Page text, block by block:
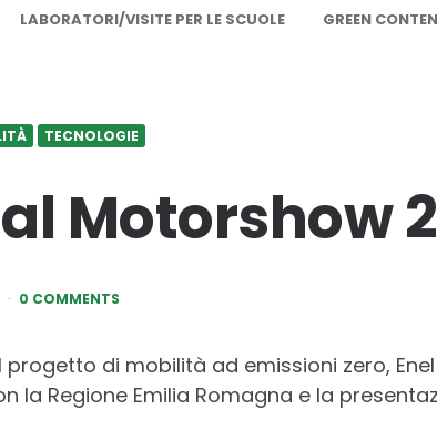
LABORATORI/VISITE PER LE SCUOLE GREEN
TECNOLOGIE
Motorshow
0 COMMENTS
progetto di mobilità ad emissioni zero,
la Regione Emilia Romagna e la